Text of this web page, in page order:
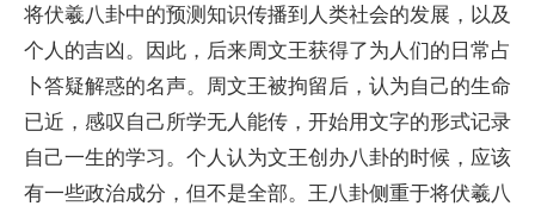
将伏羲八卦中的预测知识传播到人类社会的发展，以及
个人的吉凶。因此，后来周文王获得了为人们的日常占
卜答疑解惑的名声。周文王被拘留后，认为自己的生命
已近，感叹自己所学无人能传，开始用文字的形式记录
自己一生的学习。个人认为文王创办八卦的时候，应该
有一些政治成分，但不是全部。王八卦侧重于将伏羲八